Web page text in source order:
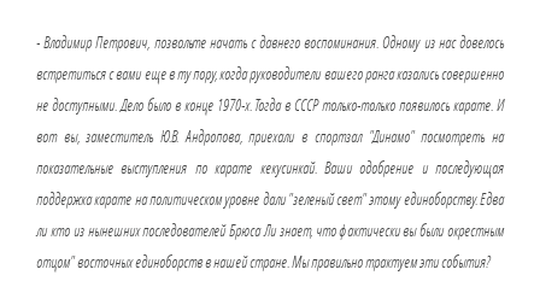
- Владимир Петрович, позвольте начать с давнего воспоминания. Одному из нас довелось
встретиться с вами еще в ту пору, когда руководители вашего ранга казались совершенно
не доступными. Дело было в конце 1970-х. Тогда в СССР только-только появилось карате. И
вот вы, заместитель Ю.В. Андропова, приехали в спортзал "Динамо" посмотреть на
показательные выступления по карате кекусинкай. Ваши одобрение и последующая
поддержка карате на политическом уровне дали "зеленый свет" этому единоборству. Едва
ли кто из нынешних последователей Брюса Ли знает, что фактически вы были окрестным
отцом" восточных единоборств в нашей стране. Мы правильно трактуем эти события?